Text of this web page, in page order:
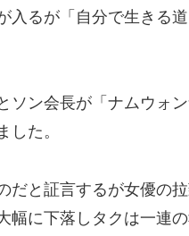
入るが「自分で生きる
ソン会長が「ナムウォ
した。
だと証言するが女優の
幅に下落しタクは一連